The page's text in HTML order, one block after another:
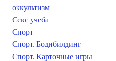
оккультизм
Секс учеба
Спорт
Спорт. Бодибилдинг
Спорт. Карточные игры